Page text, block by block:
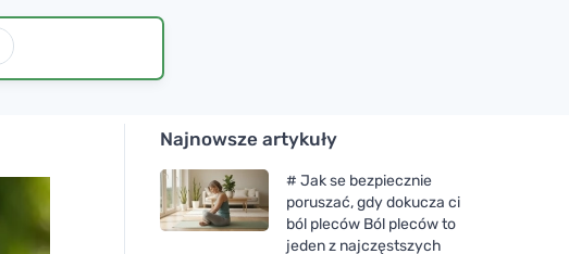
Najnowsze artykuły
# Jak se bezpiecznie
poruszać, gdy dokucza ci
ból pleców Ból pleców to
jeden z najczęstszych